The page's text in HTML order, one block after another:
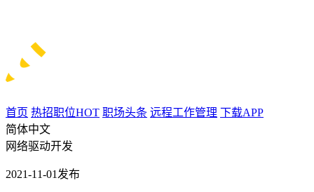
首页 热招职位HOT 职场头条 远程工作管理 下载APP
简体中文
网络驱动开发
2021-11-01发布